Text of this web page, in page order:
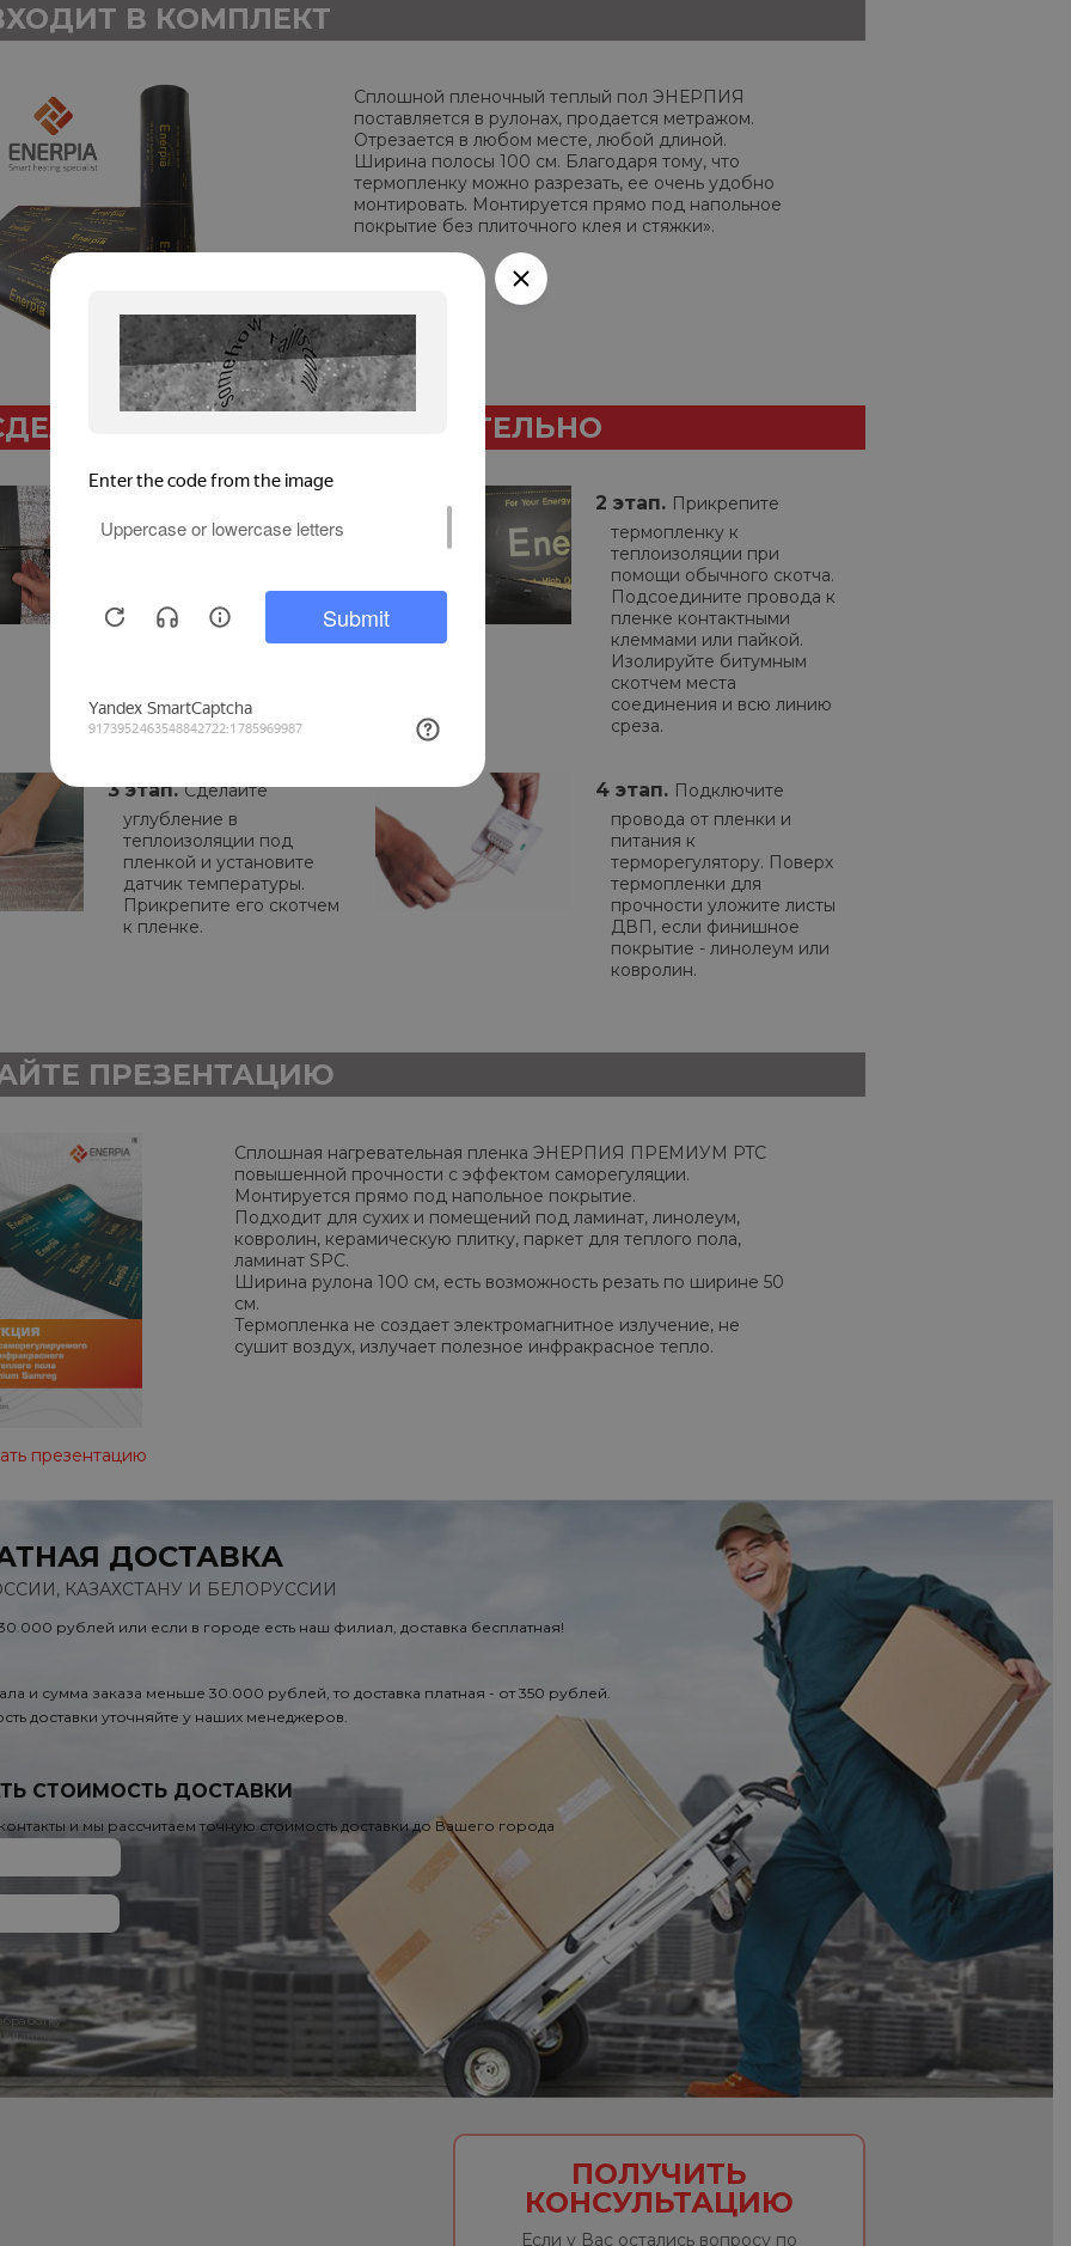
В КОМПЛЕКТ
Сплошной пленочный теплый пол ЭНЕРПИЯ
поставляется в рулонах, продается метражом.
Отрезается в любом месте, любой длиной.
Ширина полосы 100 см. Благодаря тому, что
термопленку можно разрезать, ее очень удобно
монтировать. Монтируется прямо под напольное
покрытие без плиточного клея и стяжки».
МОНТАЖ САМОСТОЯТЕЛЬНО
расположения пленки и
терморегулятора. На
черновую поверхность
пола. Отрежьте пленку
нужной длины.
2 этап. Прикрепите
термопленку к
теплоизоляции при
помощи обычного скотча.
Подсоедините провода к
пленке контактными
клеммами или пайкой.
Изолируйте битумным
скотчем места
соединения и всю линию
среза.
3 этап.Сделайте
углубление в
теплоизоляции под
пленкой и установите
датчик температуры.
Прикрепите его скотчем
к пленке.
4 этап. Подключите
провода от пленки и
питания к
терморегулятору. Поверх
термопленки для
прочности уложите листы
ДВП, если финишное
покрытие - линолеум или
ковролин.
ПРЕЗЕНТАЦИЮ
презентацию
Сплошная нагревательная пленка ЭНЕРПИЯ ПРЕМИУМ PTC
повышенной прочности с эффектом саморегуляции.
Монтируется прямо под напольное покрытие.
Подходит для сухих и помещений под ламинат, линолеум,
ковролин, керамическую плитку, паркет для теплого пола,
ламинат SPC.
Ширина рулона 100 см, есть возможность резать по ширине 50
см.
Термопленка не создает электромагнитное излучение, не
сушит воздух, излучает полезное инфракрасное тепло.
ДОСТАВКА
КАЗАХСТАНУ И БЕЛОРУССИИ
рублей или если в городе есть наш филиал, доставка бесплатная!
и сумма заказа меньше 30.000 рублей, то доставка платная - от 350 рублей.
доставки уточняйте у наших менеджеров.
СТОИМОСТЬ ДОСТАВКИ
и мы рассчитаем точную стоимость доставки до Вашего города
данных
ПОЛУЧИТЬ
КОНСУЛЬТАЦИЮ
Если у Вас остались вопросу по